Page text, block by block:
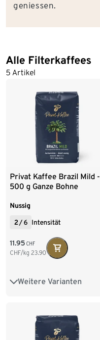
geniessen.
Alle Filterkaffees
5 Artikel
Privat Kaffee Brazil Mild -
500 g Ganze Bohne
Nussig
2/6 Intensität
11.95 CHF
CHF/kg 23.90
Weitere Varianten
500 g Ganze Bohne
2 x 250 g Gemahlen